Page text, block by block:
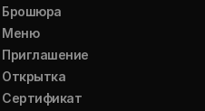
Брошюра
Меню
Приглашение
Открытка
Сертификат